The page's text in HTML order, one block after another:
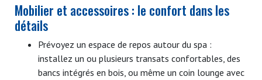
Mobilier et accessoires : le confort dans les
détails
Prévoyez un espace de repos autour du spa :
installez un ou plusieurs transats confortables, des
bancs intégrés en bois, ou même un coin lounge avec